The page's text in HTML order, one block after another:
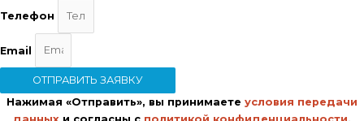
Телефон
Email
ОТПРАВИТЬ ЗАЯВКУ
Нажимая «Отправить», вы принимаете условия передачи